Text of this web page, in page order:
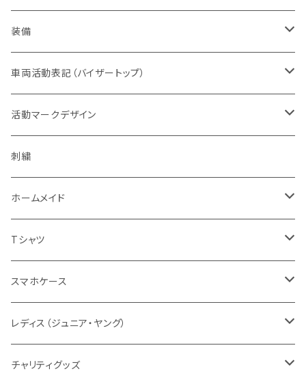
黄色系
キャップ・帽子
ベージュ系
バッジ
パッチ（ワッペン）
キャップ・帽子
取扱権利（販売など）
オフィスウエア
パブ衣装
ナイトウエア
ステージ衣装
スポーツウエア
レディス対応（メンズサイズダウン）
レディスシルエット
ドライウエア
メンズ
ベスト
帽子
ベルト
バッグ
ポーチ
ブーツ
ソックス
パッド
BDU
装備
ヘルメット
デルタブランド
乗車型
タクティカル
コンパクト
キャップ
刺繍
シルク印刷
フェイスマスク
メガネ
ショール
腕のガード
メーカー取り寄せ
セット販売
パッド
タクティカル
ベルト
車両活動表記（バイザートップ）
緊急時表示
警戒表示
オリジナル
通信
支援
情報
自警団
活動マークデザイン
活動チームマーク
刺繍
ホームメイド
エスコートエンジェル
セット
ガンスタンド
Tシャツ
オールジャパンコールサイン
レスキューオレンジ
民間防災
スマホケース
消防
警察
レディス（ジュニア・ヤング）
ユニフォーム
チャリティグッズ